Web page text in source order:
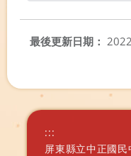
最後更新日期：
:::
屏東縣立中正國